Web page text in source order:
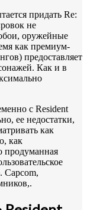
придать Re:
не
оружейные
как премиум-
предоставляет
Как и в
с Resident
ее недостатки,
как
как
продуманная
Capcom,